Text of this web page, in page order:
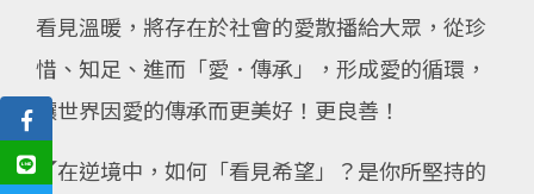
看見溫暖，將存在於社會的愛散播給大眾，從珍
惜、知足、進而「愛．傳承」，形成愛的循環，
讓世界因愛的傳承而更美好！更良善！
◤在逆境中，如何「看見希望」？是你所堅持的